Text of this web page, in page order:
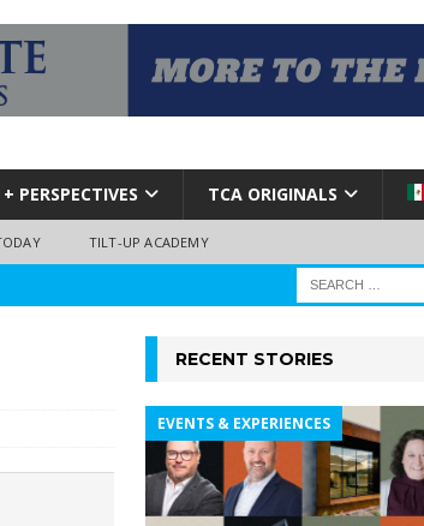
PERSPECTIVES TCA ORIGINALS
TILT-UP ACADEMY
RECENT STORIES
EVENTS & EXPERIENCES